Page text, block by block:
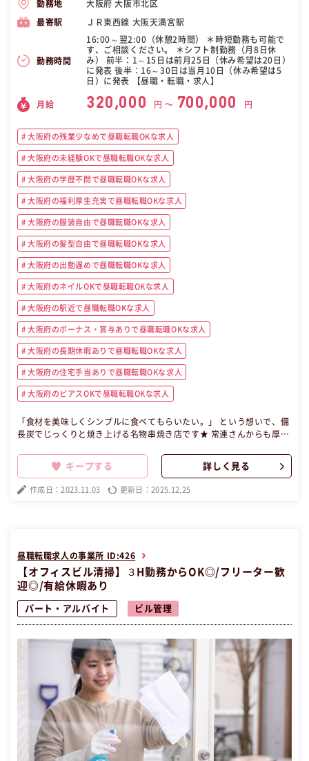
勤務地 大阪府 大阪市北区
最寄駅 ＪＲ東西線 大阪天満宮駅
勤務時間
16:00～翌2:00（休憩2時間） ＊時短勤務も可能で
す、ご相談ください。 ＊シフト制勤務（月8日休
み） 前半：1～15日は前月25日（休み希望は20日）
に発表 後半：16～30日は当月10日（休み希望は5
日）に発表 【昼職・転職・求人】
月給 320,000 円 〜 700,000 円
大阪府の残業少なめで昼職転職OKな求人
大阪府の未経験OKで昼職転職OKな求人
大阪府の学歴不問で昼職転職OKな求人
大阪府の福利厚生充実で昼職転職OKな求人
大阪府の服装自由で昼職転職OKな求人
大阪府の髪型自由で昼職転職OKな求人
大阪府の出勤遅めで昼職転職OKな求人
大阪府のネイルOKで昼職転職OKな求人
大阪府の駅近で昼職転職OKな求人
大阪府のボーナス・賞与ありで昼職転職OKな求人
大阪府の長期休暇ありで昼職転職OKな求人
大阪府の住宅手当ありで昼職転職OKな求人
大阪府のピアスOKで昼職転職OKな求人
「食材を美味しくシンプルに食べてもらいたい。」 という想いで、備
長炭でじっくりと焼き上げる名物串焼き店です★ 常連さんからも厚い
る名店です◎ 【昼職・転職・求人】 この昼職求人は大阪府大阪市北区
正社員飲食の昼職へ転職したい方の求人です。
キープする 詳しく見る
作成日：2023.11.03 更新日：2025.12.25
昼職転職求人の事業所 ID:426
【オフィスビル清掃】３H勤務からOK◎/フリーター歓
迎◎/有給休暇あり
パート・アルバイト ビル管理